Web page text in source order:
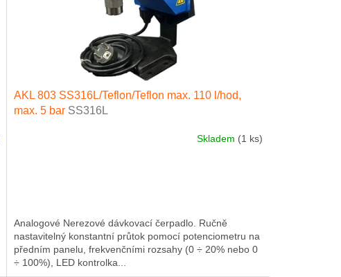
AKL 803 SS316L/Teflon/Teflon max. 110 l/hod,
max. 5 bar SS316L
Skladem (1 ks)
Analogové Nerezové dávkovací čerpadlo. Ručně
nastavitelný konstantní průtok pomocí potenciometru na
předním panelu, frekvenčními rozsahy (0 ÷ 20% nebo 0
÷ 100%), LED kontrolka...